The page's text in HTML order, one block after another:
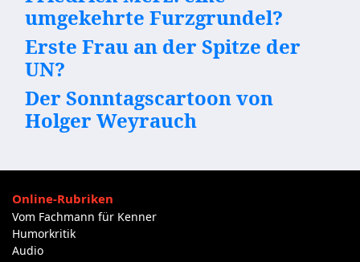
umgekehrte Furzgrundel?
Erste Frau an der Spitze der
UN?
Der Sonntagscartoon von
Holger Weyrauch
Online-Rubriken
Vom Fachmann für Kenner
Humorkritik
Audio